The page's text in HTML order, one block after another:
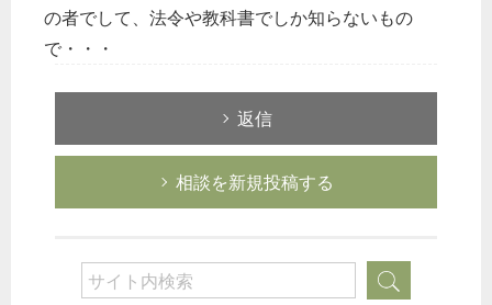
の者でして、法令や教科書でしか知らないもの
で・・・
返信
相談を新規投稿する